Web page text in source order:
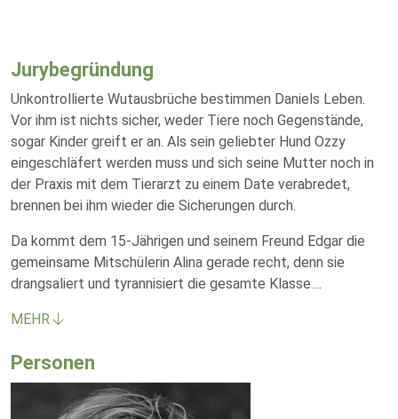
Jurybegründung
Unkontrollierte Wutausbrüche bestimmen Daniels Leben.
Vor ihm ist nichts sicher, weder Tiere noch Gegenstände,
sogar Kinder greift er an. Als sein geliebter Hund Ozzy
eingeschläfert werden muss und sich seine Mutter noch in
der Praxis mit dem Tierarzt zu einem Date verabredet,
brennen bei ihm wieder die Sicherungen durch.
Da kommt dem 15-Jährigen und seinem Freund Edgar die
gemeinsame Mitschülerin Alina gerade recht, denn sie
drangsaliert und tyrannisiert die gesamte Klasse....
MEHR
Personen